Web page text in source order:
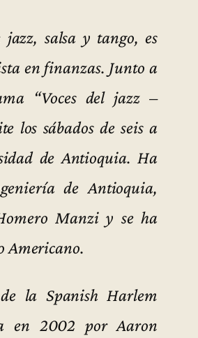
salsa y tango, es
en finanzas. Junto a
“Voces del jazz –
los sábados de seis a
de Antioquia. Ha
de Antioquia,
Manzi y se ha
Americano.
la Spanish Harlem
en 2002 por Aaron